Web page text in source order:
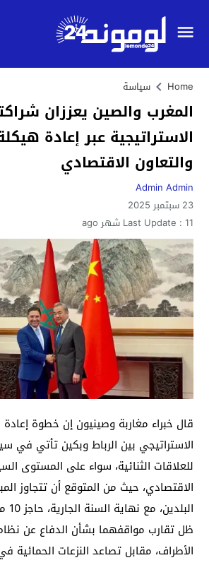
Home سياسة
المغرب والصين يعززان
الاستراتيجية عبر إعادة
والتعاون الاقتصادي
Admin Admin
23 سبتمبر 2025
Last Update : 11 شهر ago
قال خبراء مغاربة وصينيون إن خطوة إعادة
الاستراتيجي بين الرباط وبكين تأتي في
للعلاقات الثنائية، سواء على المستوى
الاقتصادي، حيث من المتوقع أن تتجاوز
ظل تقارب مواقفهما بشأن الدفاع عن
الأطراف، مقابل تصاعد النزعات الحمائية